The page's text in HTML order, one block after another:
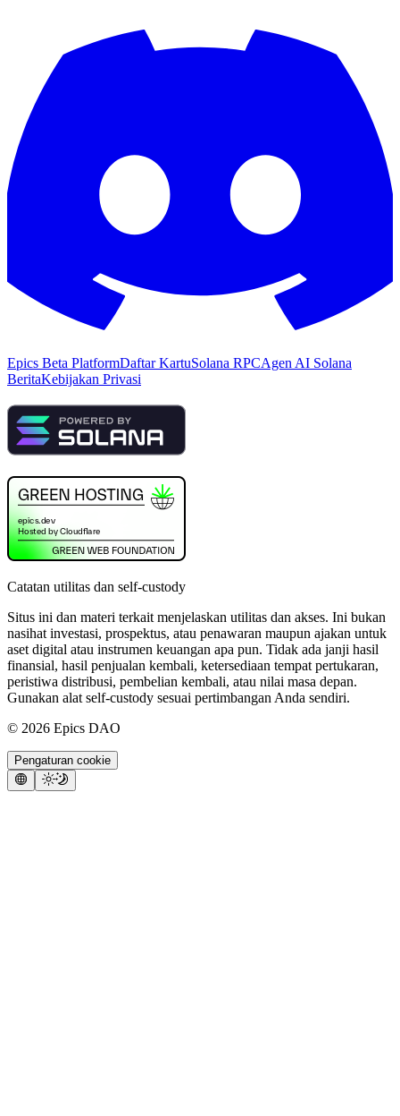
Epics Beta PlatformDaftar KartuSolana RPCAgen AI Solana
BeritaKebijakan Privasi
Catatan utilitas dan self-custody
Situs ini dan materi terkait menjelaskan utilitas dan akses. Ini bukan
nasihat investasi, prospektus, atau penawaran maupun ajakan untuk
aset digital atau instrumen keuangan apa pun. Tidak ada janji hasil
finansial, hasil penjualan kembali, ketersediaan tempat pertukaran,
peristiwa distribusi, pembelian kembali, atau nilai masa depan.
Gunakan alat self-custody sesuai pertimbangan Anda sendiri.
© 2026 Epics DAO
Pengaturan cookie